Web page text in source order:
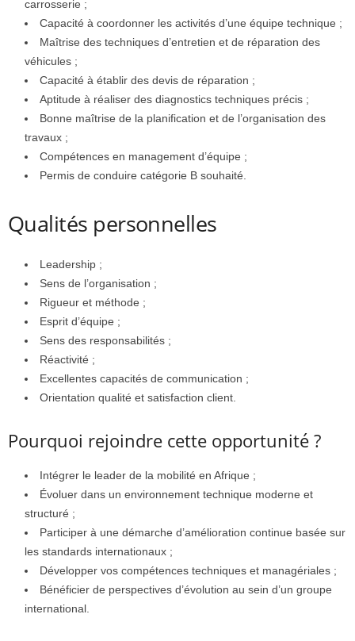
carrosserie ;
Capacité à coordonner les activités d’une équipe technique ;
Maîtrise des techniques d’entretien et de réparation des
véhicules ;
Capacité à établir des devis de réparation ;
Aptitude à réaliser des diagnostics techniques précis ;
Bonne maîtrise de la planification et de l’organisation des
travaux ;
Compétences en management d’équipe ;
Permis de conduire catégorie B souhaité.
Qualités personnelles
Leadership ;
Sens de l’organisation ;
Rigueur et méthode ;
Esprit d’équipe ;
Sens des responsabilités ;
Réactivité ;
Excellentes capacités de communication ;
Orientation qualité et satisfaction client.
Pourquoi rejoindre cette opportunité ?
Intégrer le leader de la mobilité en Afrique ;
Évoluer dans un environnement technique moderne et
structuré ;
Participer à une démarche d’amélioration continue basée sur
les standards internationaux ;
Développer vos compétences techniques et managériales ;
Bénéficier de perspectives d’évolution au sein d’un groupe
international.